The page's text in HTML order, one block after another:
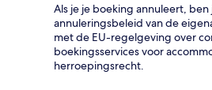
Als je je boeking annuleert,
annuleringsbeleid van de
met de EU-regelgeving over
boekingsservices voor
herroepingsrecht.